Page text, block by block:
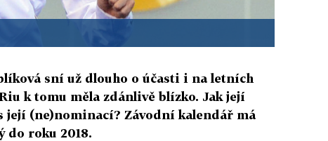
sní už dlouho o účasti i na letních
k tomu měla zdánlivě blízko. Jak její
(ne)nominací? Závodní kalendář má
do roku 2018.